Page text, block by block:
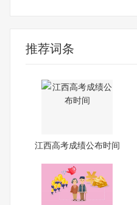
推荐词条
江西高考成绩公布时间